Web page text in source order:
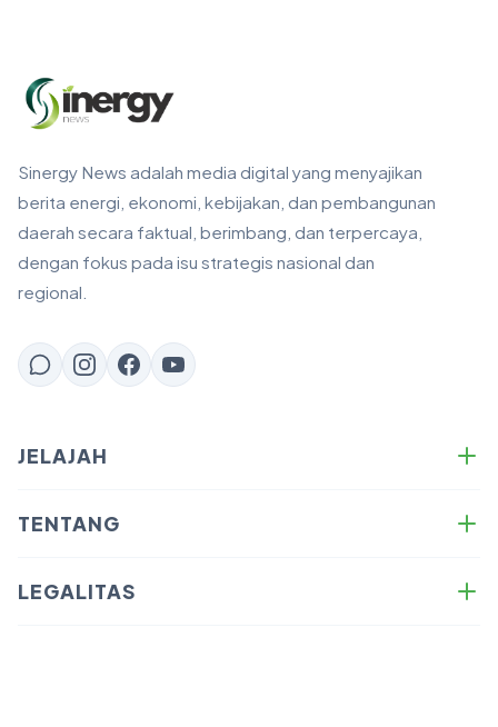
Sinergy News adalah media digital yang menyajikan
berita energi, ekonomi, kebijakan, dan pembangunan
daerah secara faktual, berimbang, dan terpercaya,
dengan fokus pada isu strategis nasional dan
regional.
JELAJAH
Sustainability
TENTANG
LEGALITAS